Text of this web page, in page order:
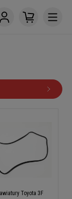
Toyota 3F